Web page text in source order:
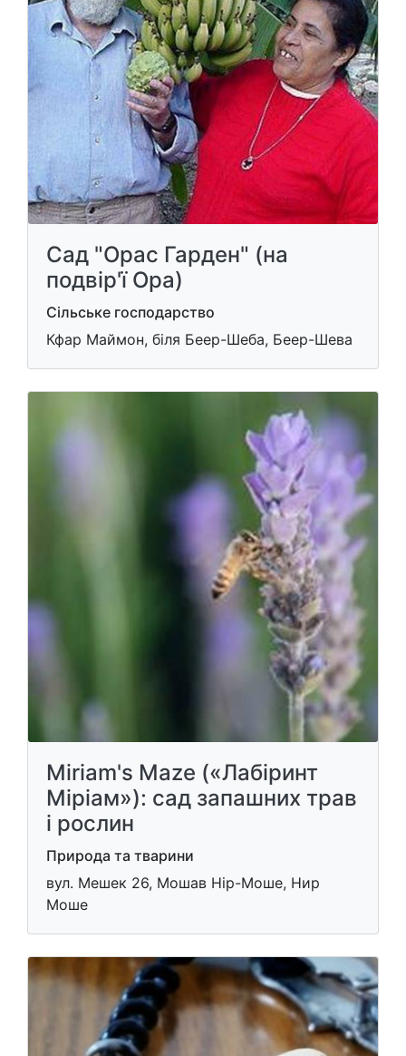
Сад "Орас Гарден" (на
подвір'ї Ора)
Сільське господарство
Кфар Маймон, біля Беер-Шеба, Беер-Шева
Miriam's Maze («Лабіринт
Міріам»): сад запашних трав
і рослин
Природа та тварини
вул. Мешек 26, Мошав Нір-Моше, Нир
Моше